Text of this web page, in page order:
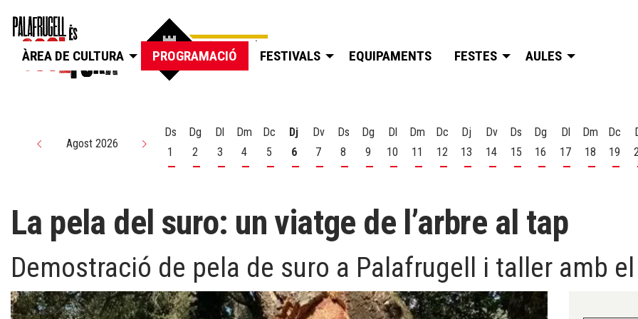
ÀREA DE CULTURA PROGRAMACIÓ FESTIVALS EQUIPAMENTS FESTES AULES
Agost 2026
Ds
1
Dissabte 1 d'agost
Dg
2
Diumenge 2 d'agost
Dl
3
Dilluns 3 d'agost
Dm
4
Dimarts 4 d'agost
Dc
5
Dimecres 5 d'agost
Dj
6
Dijous 6 d'agost
Dv
7
Divendres 7 d'agost
Ds
8
Dissabte 8 d'agost
Dg
9
Diumenge 9 d'agost
Dl
10
Dilluns 10 d'agost
Dm
11
Dimarts 11 d'agost
Dc
12
Dimecres 12 d'agost
Dj
13
Dijous 13 d'agost
Dv
14
Divendres 14 d'agost
Ds
15
Dissabte 15 d'agost
Dg
16
Diumenge 16 d'agost
Dl
17
Dilluns 17
Dm
18
Dimarts
Dc
19
La pela del suro: un viatge de l’arbre al tap
Demostració de pela de suro a Palafrugell i taller amb